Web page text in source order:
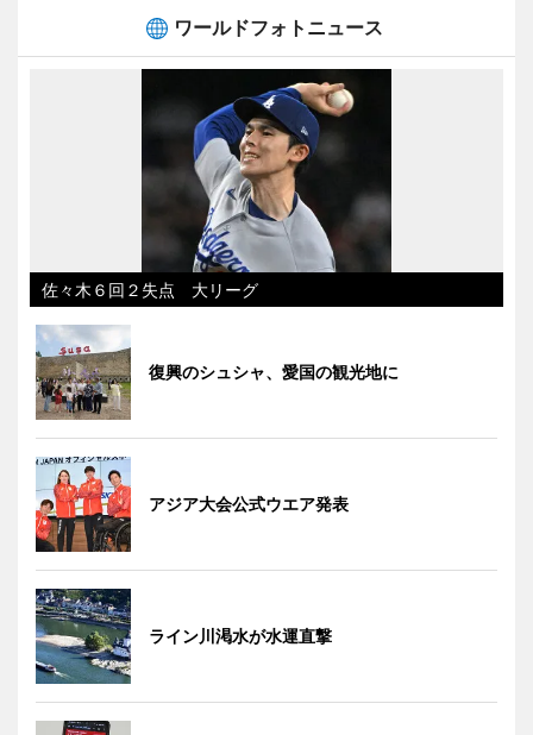
ワールドフォトニュース
佐々木６回２失点 大リーグ
復興のシュシャ、愛国の観光地に
アジア大会公式ウエア発表
ライン川渇水が水運直撃